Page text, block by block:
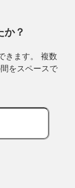
か？
きます。 複数
をスペースで